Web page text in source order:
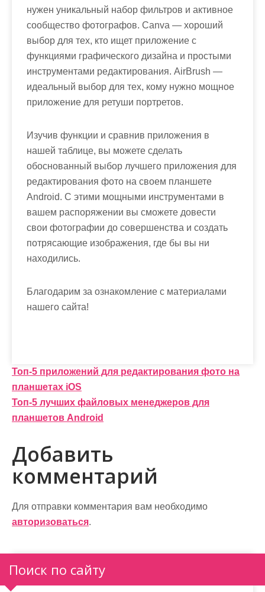
нужен уникальный набор фильтров и активное
сообщество фотографов. Canva — хороший
выбор для тех, кто ищет приложение с
функциями графического дизайна и простыми
инструментами редактирования. AirBrush —
идеальный выбор для тех, кому нужно мощное
приложение для ретуши портретов.
Изучив функции и сравнив приложения в
нашей таблице, вы можете сделать
обоснованный выбор лучшего приложения для
редактирования фото на своем планшете
Android. С этими мощными инструментами в
вашем распоряжении вы сможете довести
свои фотографии до совершенства и создать
потрясающие изображения, где бы вы ни
находились.
Благодарим за ознакомление с материалами
нашего сайта!
Н
а
в
и
г
а
ц
и
я
п
Топ-5 приложений для редактирования фото на
планшетах iOS
Топ-5 лучших файловых менеджеров для
планшетов Android
Добавить
комментарий
Для отправки комментария вам необходимо
авторизоваться.
Поиск по сайту